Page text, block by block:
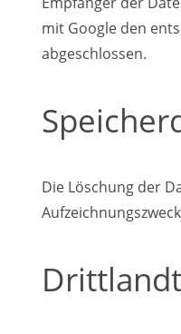
mit Google den
abgeschlossen.
Die Löschung der